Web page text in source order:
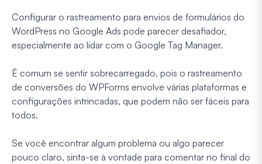
Configurar o rastreamento para envios de formulários do
WordPress no Google Ads pode parecer desafiador,
especialmente ao lidar com o Google Tag Manager.
É comum se sentir sobrecarregado, pois o rastreamento
de conversões do WPForms envolve várias plataformas e
configurações intrincadas, que podem não ser fáceis para
todos.
Se você encontrar algum problema ou algo parecer
pouco claro, sinta-se à vontade para comentar no final do